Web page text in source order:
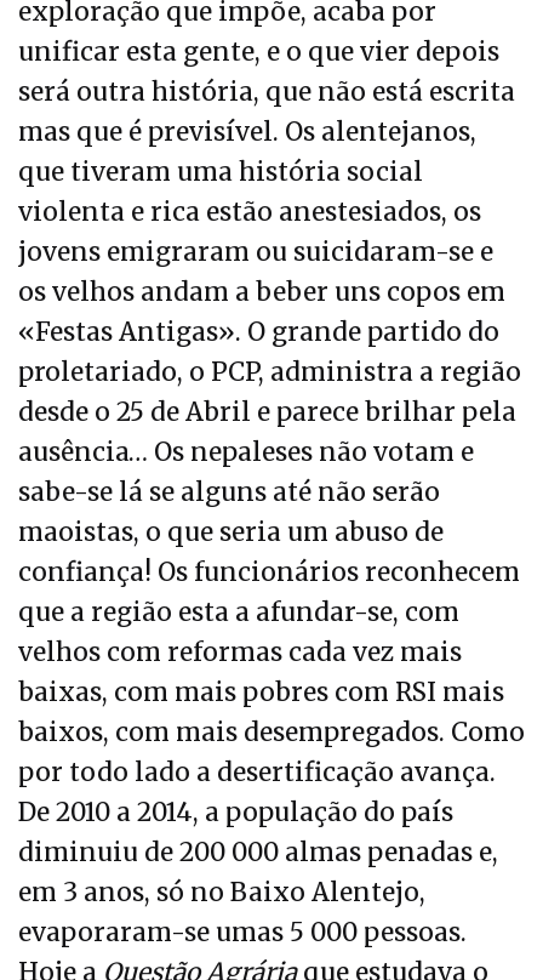
exploração que impõe, acaba por
unificar esta gente, e o que vier depois
será outra história, que não está escrita
mas que é previsível. Os alentejanos,
que tiveram uma história social
violenta e rica estão anestesiados, os
jovens emigraram ou suicidaram-se e
os velhos andam a beber uns copos em
«Festas Antigas». O grande partido do
proletariado, o PCP, administra a região
desde o 25 de Abril e parece brilhar pela
ausência… Os nepaleses não votam e
sabe-se lá se alguns até não serão
maoistas, o que seria um abuso de
confiança! Os funcionários reconhecem
que a região esta a afundar-se, com
velhos com reformas cada vez mais
baixas, com mais pobres com RSI mais
baixos, com mais desempregados. Como
por todo lado a desertificação avança.
De 2010 a 2014, a população do país
diminuiu de 200 000 almas penadas e,
em 3 anos, só no Baixo Alentejo,
evaporaram-se umas 5 000 pessoas.
Hoje a Questão Agráriaque estudava o